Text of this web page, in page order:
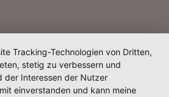
Tracking-Technologien von Dritten,
stetig zu verbessern und
der Interessen der Nutzer
einverstanden und kann meine